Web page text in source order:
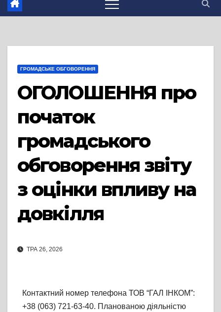
ГРОМАДСЬКЕ ОБГОВОРЕННЯ
ОГОЛОШЕННЯ про
початок
громадського
обговорення звіту
з оцінки впливу на
довкілля
ТРА 26, 2026
Контактний номер телефона ТОВ “ГАЛ ІНКОМ”:
+38 (063) 721-63-40. Планованою діяльністю